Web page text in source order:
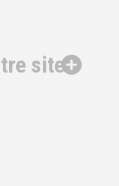
site